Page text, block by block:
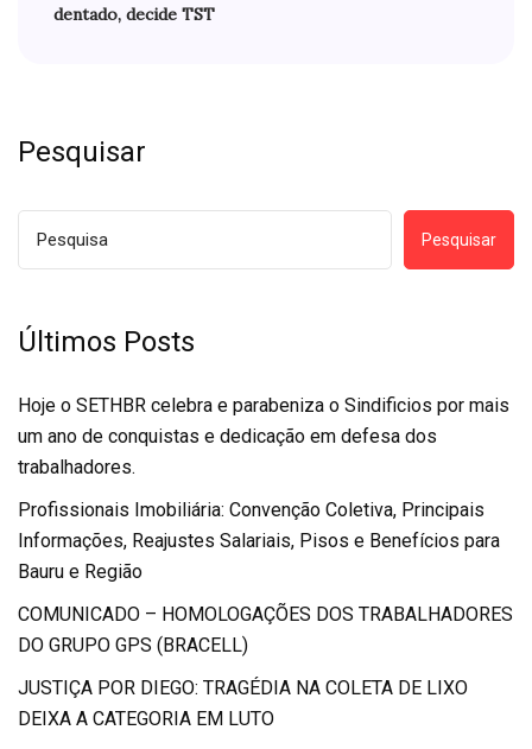
dentado, decide TST
Pesquisar
Pesquisar
Últimos Posts
Hoje o SETHBR celebra e parabeniza o Sindificios por mais
um ano de conquistas e dedicação em defesa dos
trabalhadores.
Profissionais Imobiliária: Convenção Coletiva, Principais
Informações, Reajustes Salariais, Pisos e Benefícios para
Bauru e Região
COMUNICADO – HOMOLOGAÇÕES DOS TRABALHADORES
DO GRUPO GPS (BRACELL)
JUSTIÇA POR DIEGO: TRAGÉDIA NA COLETA DE LIXO
DEIXA A CATEGORIA EM LUTO